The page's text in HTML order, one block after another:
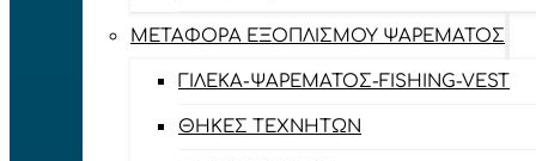
ΜΕΤΑΦΟΡΆ ΕΞΟΠΛΙΣΜΟΎ ΨΑΡΈΜΑΤΟΣ
ΓΙΛΈΚΑ-ΨΑΡΈΜΑΤΟΣ-FISHING-VEST
ΘΉΚΕΣ ΤΕΧΝΗΤΏΝ